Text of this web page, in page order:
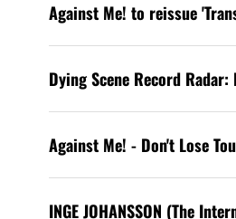
Against Me! to reissue
Dying Scene Record
Against Me! - Don't Lose
INGE JOHANSSON (The